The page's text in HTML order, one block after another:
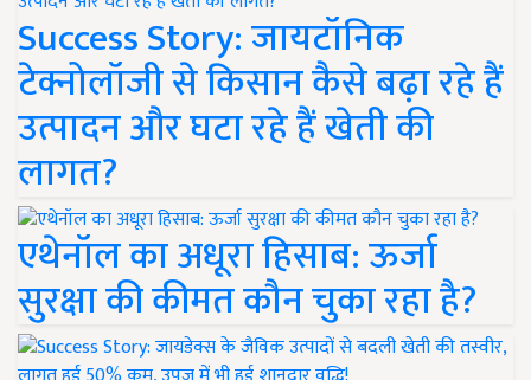
Success Story: जायटॉनिक
टेक्नोलॉजी से किसान कैसे बढ़ा रहे हैं
उत्पादन और घटा रहे हैं खेती की
लागत?
एथेनॉल का अधूरा हिसाब: ऊर्जा
सुरक्षा की कीमत कौन चुका रहा है?